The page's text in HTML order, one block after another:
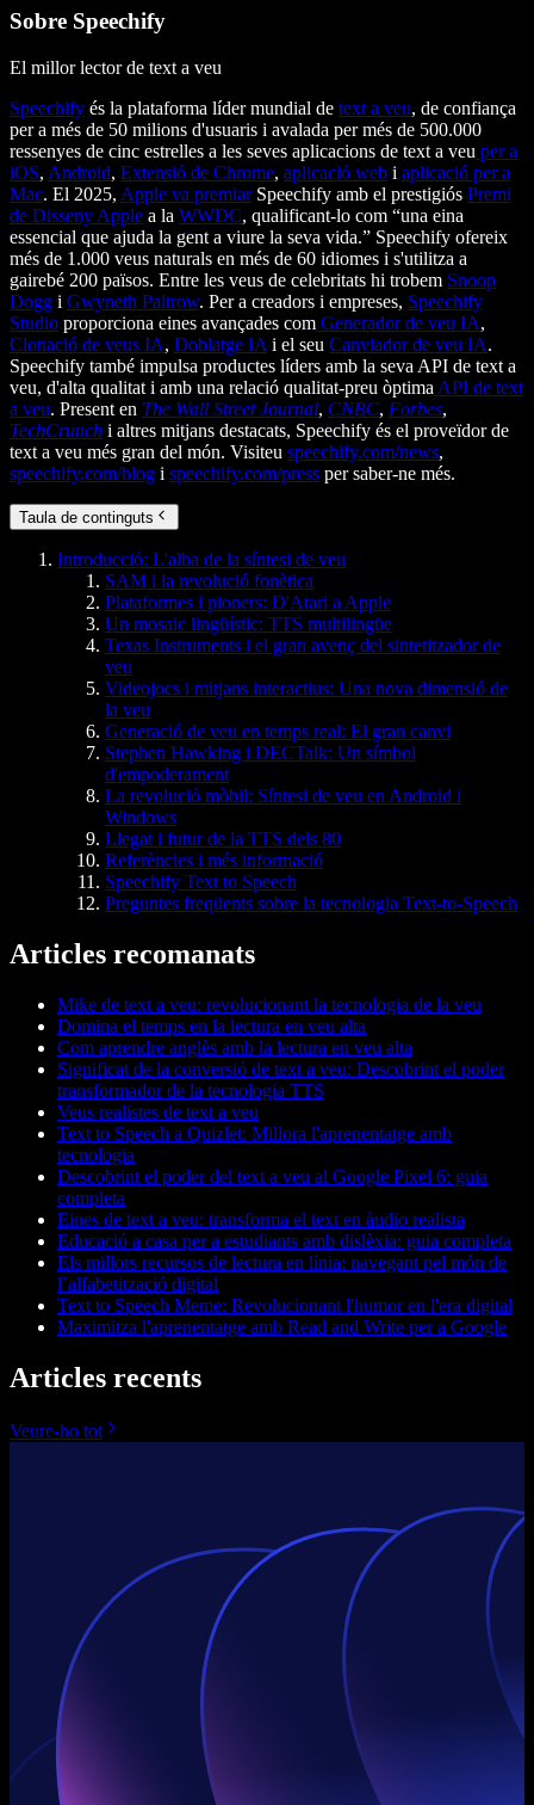
Sobre Speechify
El millor lector de text a veu
Speechify és la plataforma líder mundial de text a veu, de confiança
per a més de 50 milions d'usuaris i avalada per més de 500.000
ressenyes de cinc estrelles a les seves aplicacions de text a veu per a
iOS, Android, Extensió de Chrome, aplicació web i aplicació per a
Mac. El 2025, Apple va premiarSpeechify amb el prestigiós Premi
de Disseny Apple a la WWDC, qualificant-lo com “una eina
essencial que ajuda la gent a viure la seva vida.” Speechify ofereix
més de 1.000 veus naturals en més de 60 idiomes i s'utilitza a
gairebé 200 països. Entre les veus de celebritats hi trobem Snoop
Dogg i Gwyneth Paltrow. Per a creadors i empreses, Speechify
Studio proporciona eines avançades com Generador de veu IA,
Clonació de veus IA, Doblatge IA i el seu Canviador de veu IA.
Speechify també impulsa productes líders amb la seva API de text a
veu, d'alta qualitat i amb una relació qualitat-preu òptima API de text
a veu. Present en The Wall Street Journal, CNBC, Forbes,
TechCrunch i altres mitjans destacats, Speechify és el proveïdor de
text a veu més gran del món. Visiteu speechify.com/news,
speechify.com/blog i speechify.com/press per saber-ne més.
Taula de continguts
Introducció: L'alba de la síntesi de veu
SAM i la revolució fonètica
Plataformes i pioners: D'Atari a Apple
Un mosaic lingüístic: TTS multilingüe
Texas Instruments i el gran avenç del sintetitzador de
veu
Videojocs i mitjans interactius: Una nova dimensió de
la veu
Generació de veu en temps real: El gran canvi
Stephen Hawking i DECTalk: Un símbol
d'empoderament
La revolució mòbil: Síntesi de veu en Android i
Windows
Llegat i futur de la TTS dels 80
Referències i més informació
Speechify Text to Speech
Preguntes freqüents sobre la tecnologia Text-to-Speech
Articles recomanats
Mike de text a veu: revolucionant la tecnologia de la veu
Domina el temps en la lectura en veu alta
Com aprendre anglès amb la lectura en veu alta
Significat de la conversió de text a veu: Descobrint el poder
transformador de la tecnologia TTS
Veus realistes de text a veu
Text to Speech a Quizlet: Millora l'aprenentatge amb
tecnologia
Descobrint el poder del text a veu al Google Pixel 6: guia
completa
Eines de text a veu: transforma el text en àudio realista
Educació a casa per a estudiants amb dislèxia: guia completa
Els millors recursos de lectura en línia: navegant pel món de
l’alfabetització digital
Text to Speech Meme: Revolucionant l'humor en l'era digital
Maximitza l'aprenentatge amb Read and Write per a Google
Articles recents
Veure-ho tot